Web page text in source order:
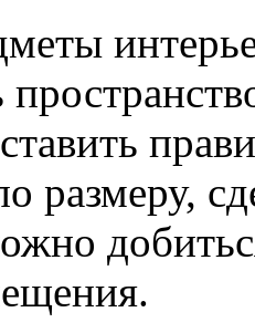
размеру,